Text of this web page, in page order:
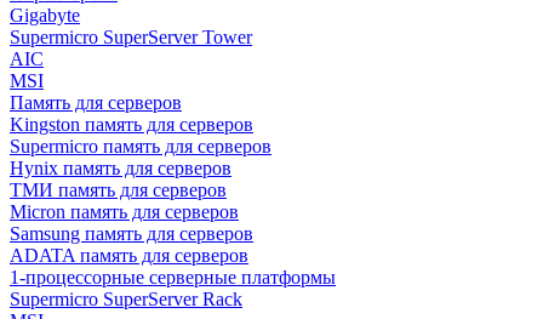
Gigabyte
Supermicro SuperServer Tower
AIC
MSI
Память для серверов
Kingston память для серверов
Supermicro память для серверов
Hynix память для серверов
ТМИ память для серверов
Micron память для серверов
Samsung память для серверов
ADATA память для серверов
1-процессорные серверные платформы
Supermicro SuperServer Rack